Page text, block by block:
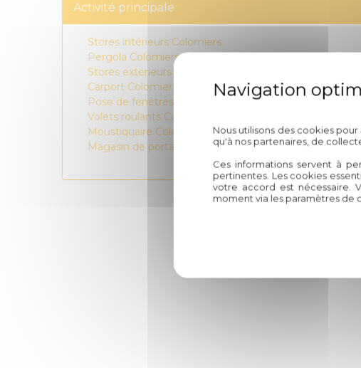
Activité principale
Stores intérieurs Colomiers
Pergola Colomiers
Stores extérieurs Colomiers
Carport Colomiers
Pose de fenêtres Colomiers
Volets roulants Colomiers
Moustiquaire Colomiers
Magasin de portail Colomiers
Nous utilisons des cookies
qu'à nos partenaires, de
Ces informations servent à
pertinentes. Les cookies
votre accord est nécessaire.
moment via les paramètres de